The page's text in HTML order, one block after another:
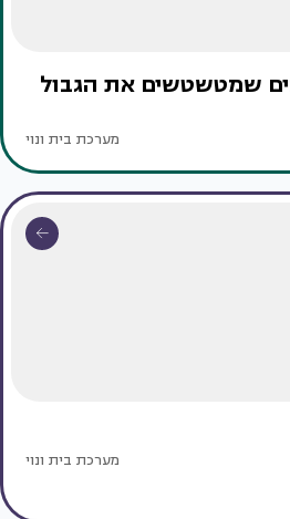
שמטשטשים את הגבול
מערכת בית ונוי
מערכת בית ונוי